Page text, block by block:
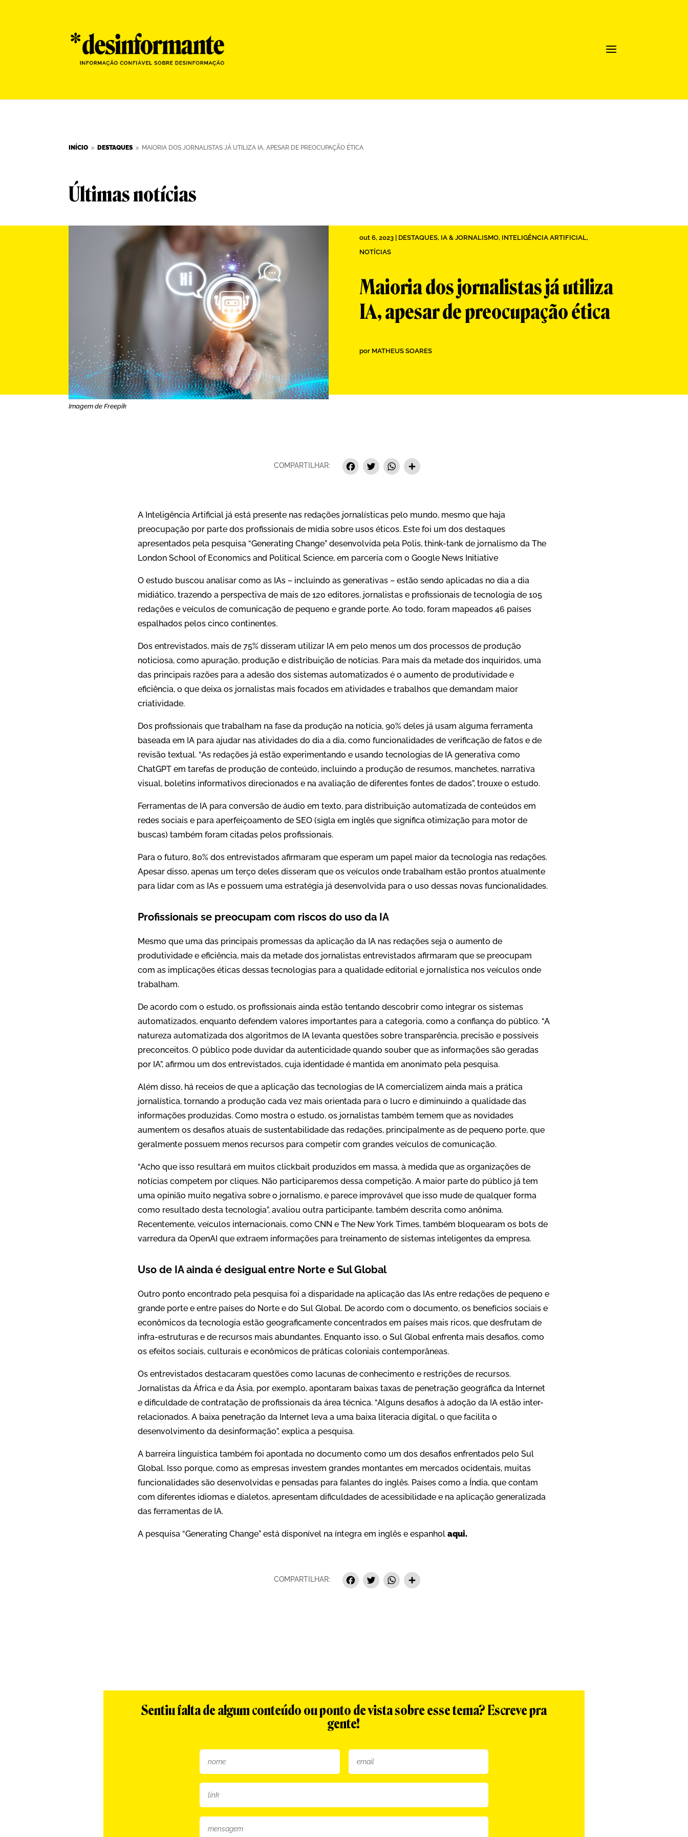
INÍCIO 9 DESTAQUES 9 MAIORIA DOS JORNALISTAS JÁ UTILIZA IA, APESAR DE PREOCUPAÇÃO ÉTICA
Últimas notícias
Imagem de Freepik
out 6, 2023| DESTAQUES, IA & JORNALISMO, INTELIGÊNCIA ARTIFICIAL,
NOTÍCIAS
Maioria dos jornalistas já utiliza
IA, apesar de preocupação ética
por MATHEUS SOARES
COMPARTILHAR: Facebook
Twitter
WhatsApp
A Inteligência Artificial já está presente nas redações jornalísticas pelo mundo, mesmo que haja
preocupação por parte dos profissionais de mídia sobre usos éticos. Este foi um dos destaques
apresentados pela pesquisa “Generating Change” desenvolvida pela Polis, think-tank de jornalismo da The
London School of Economics and Political Science, em parceria com o Google News Initiative
O estudo buscou analisar como as IAs – incluindo as generativas – estão sendo aplicadas no dia a dia
midiático, trazendo a perspectiva de mais de 120 editores, jornalistas e profissionais de tecnologia de 105
redações e veículos de comunicação de pequeno e grande porte. Ao todo, foram mapeados 46 países
espalhados pelos cinco continentes.
Dos entrevistados, mais de 75% disseram utilizar IA em pelo menos um dos processos de produção
noticiosa, como apuração, produção e distribuição de notícias. Para mais da metade dos inquiridos, uma
das principais razões para a adesão dos sistemas automatizados é o aumento de produtividade e
eficiência, o que deixa os jornalistas mais focados em atividades e trabalhos que demandam maior
criatividade.
Dos profissionais que trabalham na fase da produção na notícia, 90% deles já usam alguma ferramenta
baseada em IA para ajudar nas atividades do dia a dia, como funcionalidades de verificação de fatos e de
revisão textual. “As redações já estão experimentando e usando tecnologias de IA generativa como
ChatGPT em tarefas de produção de conteúdo, incluindo a produção de resumos, manchetes, narrativa
visual, boletins informativos direcionados e na avaliação de diferentes fontes de dados”, trouxe o estudo.
Ferramentas de IA para conversão de áudio em texto, para distribuição automatizada de conteúdos em
redes sociais e para aperfeiçoamento de SEO (sigla em inglês que significa otimização para motor de
buscas) também foram citadas pelos profissionais.
Para o futuro, 80% dos entrevistados afirmaram que esperam um papel maior da tecnologia nas redações.
Apesar disso, apenas um terço deles disseram que os veículos onde trabalham estão prontos atualmente
para lidar com as IAs e possuem uma estratégia já desenvolvida para o uso dessas novas funcionalidades.
Profissionais se preocupam com riscos do uso da IA
Mesmo que uma das principais promessas da aplicação da IA nas redações seja o aumento de
produtividade e eficiência, mais da metade dos jornalistas entrevistados afirmaram que se preocupam
com as implicações éticas dessas tecnologias para a qualidade editorial e jornalística nos veículos onde
trabalham.
De acordo com o estudo, os profissionais ainda estão tentando descobrir como integrar os sistemas
automatizados, enquanto defendem valores importantes para a categoria, como a confiança do público. “A
natureza automatizada dos algoritmos de IA levanta questões sobre transparência, precisão e possíveis
preconceitos. O público pode duvidar da autenticidade quando souber que as informações são geradas
por IA”, afirmou um dos entrevistados, cuja identidade é mantida em anonimato pela pesquisa.
Além disso, há receios de que a aplicação das tecnologias de IA comercializem ainda mais a prática
jornalística, tornando a produção cada vez mais orientada para o lucro e diminuindo a qualidade das
informações produzidas. Como mostra o estudo, os jornalistas também temem que as novidades
aumentem os desafios atuais de sustentabilidade das redações, principalmente as de pequeno porte, que
geralmente possuem menos recursos para competir com grandes veículos de comunicação.
“Acho que isso resultará em muitos clickbait produzidos em massa, à medida que as organizações de
notícias competem por cliques. Não participaremos dessa competição. A maior parte do público já tem
uma opinião muito negativa sobre o jornalismo, e parece improvável que isso mude de qualquer forma
como resultado desta tecnologia”, avaliou outra participante, também descrita como anônima.
Recentemente, veículos internacionais, como CNN e The New York Times, também bloquearam os bots de
varredura da OpenAI que extraem informações para treinamento de sistemas inteligentes da empresa.
Uso de IA ainda é desigual entre Norte e Sul Global
Outro ponto encontrado pela pesquisa foi a disparidade na aplicação das IAs entre redações de pequeno e
grande porte e entre países do Norte e do Sul Global. De acordo com o documento, os benefícios sociais e
econômicos da tecnologia estão geograficamente concentrados em países mais ricos, que desfrutam de
infra-estruturas e de recursos mais abundantes. Enquanto isso, o Sul Global enfrenta mais desafios, como
os efeitos sociais, culturais e econômicos de práticas coloniais contemporâneas.
Os entrevistados destacaram questões como lacunas de conhecimento e restrições de recursos.
Jornalistas da África e da Ásia, por exemplo, apontaram baixas taxas de penetração geográfica da Internet
e dificuldade de contratação de profissionais da área técnica. “Alguns desafios à adoção da IA estão inter-
relacionados. A baixa penetração da Internet leva a uma baixa literacia digital, o que facilita o
desenvolvimento da desinformação”, explica a pesquisa.
A barreira linguística também foi apontada no documento como um dos desafios enfrentados pelo Sul
Global. Isso porque, como as empresas investem grandes montantes em mercados ocidentais, muitas
funcionalidades são desenvolvidas e pensadas para falantes do inglês. Países como a Índia, que contam
com diferentes idiomas e dialetos, apresentam dificuldades de acessibilidade e na aplicação generalizada
das ferramentas de IA.
A pesquisa “Generating Change” está disponível na íntegra em inglês e espanhol aqui.
COMPARTILHAR: Facebook
Twitter
WhatsApp
Sentiu falta de algum conteúdo ou ponto de vista sobre esse tema? Escreve pra
gente!